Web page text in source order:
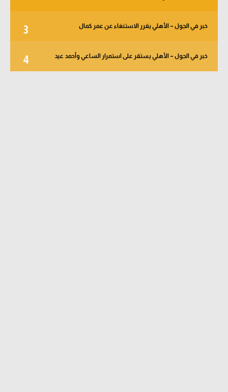
3 خبر في الجول – الأهلي يقرر الاستنغاء عن عمر كمال
4 خبر في الجول – الأهلي يستقر على استمرار الساعي وأحمد عيد